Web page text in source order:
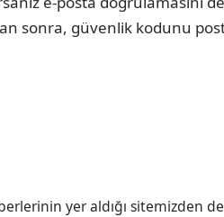
sonra, güvenlik kodunu
yer aldığı sitemizden